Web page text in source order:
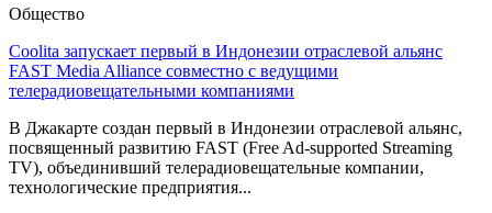
Общество
Coolita запускает первый в Индонезии отраслевой альянс
FAST Media Alliance совместно с ведущими
телерадиовещательными компаниями
В Джакарте создан первый в Индонезии отраслевой альянс,
посвященный развитию FAST (Free Ad-supported Streaming
TV), объединивший телерадиовещательные компании,
технологические предприятия...